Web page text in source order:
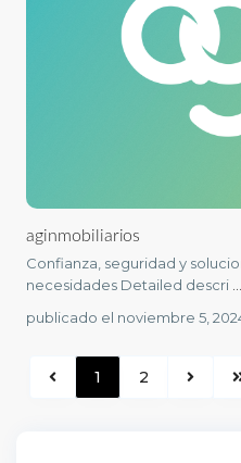
aginmobiliarios
Confianza, seguridad y
necesidades Detailed descri
publicado el noviembre 5,
1 2